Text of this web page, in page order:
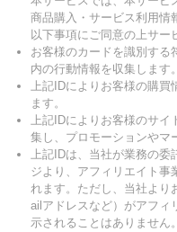
商品購入・サービス利用情
以下事項にご同意の上サー
お客様のカードを識別する
内の行動情報を収集します。
上記IDによりお客様の購買
ます。
上記IDによりお客様のサイ
集し、プロモーションやマ
上記IDは、当社が業務の委
ジより、アフィリエイト
れます。ただし、当社より
ailアドレスなど）がアフィ
示されることはありません。